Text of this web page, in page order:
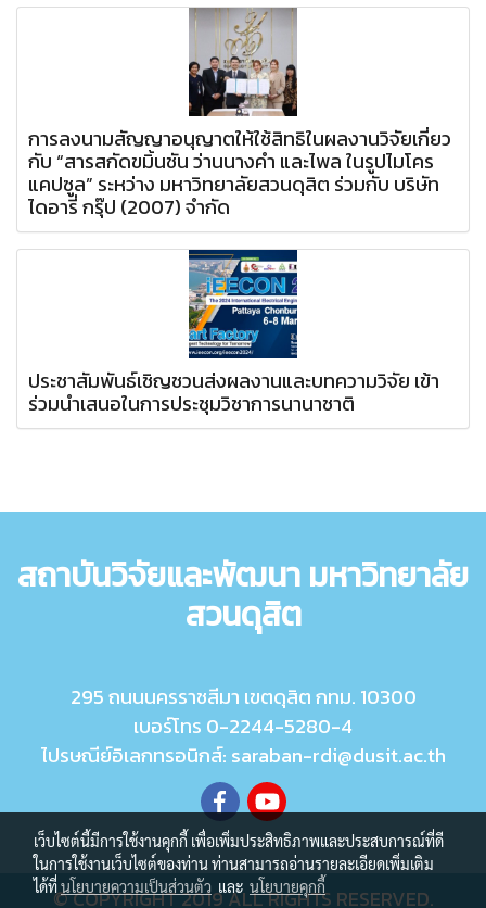
การลงนามสัญญาอนุญาตให้ใช้สิทธิในผลงานวิจัยเกี่ยว
กับ “สารสกัดขมิ้นชัน ว่านนางคำ และไพล ในรูปไมโคร
แคปซูล” ระหว่าง มหาวิทยาลัยสวนดุสิต ร่วมกับ บริษัท
ไดอารี่ กรุ๊ป (2007) จำกัด
ประชาสัมพันธ์เชิญชวนส่งผลงานและบทความวิจัย เข้า
ร่วมนำเสนอในการประชุมวิชาการนานาชาติ
สถาบันวิจัยและพัฒนา มหาวิทยาลัย
สวนดุสิต
295 ถนนนครราชสีมา เขตดุสิต กทม. 10300
เบอร์โทร 0-2244-5280-4
ไปรษณีย์อิเลกทรอนิกส์: saraban-rdi@dusit.ac.th
© COPYRIGHT 2019 ALL RIGHTS RESERVED.
เว็บไซต์นี้มีการใช้งานคุกกี้ เพื่อเพิ่มประสิทธิภาพและประสบการณ์ที่ดี
ในการใช้งานเว็บไซต์ของท่าน ท่านสามารถอ่านรายละเอียดเพิ่มเติม
ได้ที่นโยบายความเป็นส่วนตัว และ นโยบายคุกกี้